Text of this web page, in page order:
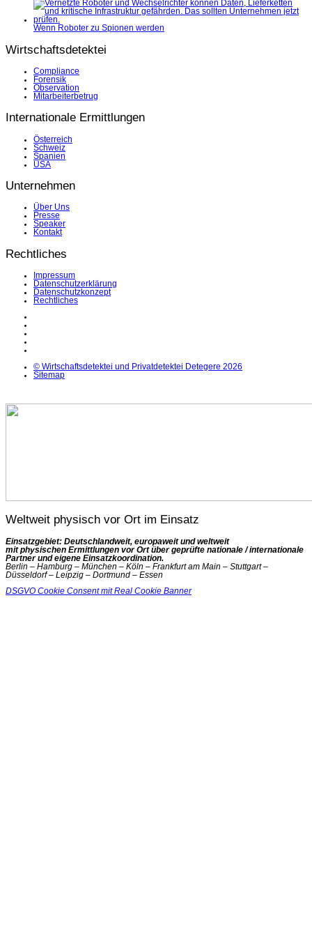
Wenn Roboter zu Spionen werden
Wirtschaftsdetektei
Compliance
Forensik
Observation
Mitarbeiterbetrug
Internationale Ermittlungen
Österreich
Schweiz
Spanien
USA
Unternehmen
Über Uns
Presse
Speaker
Kontakt
Rechtliches
Impressum
Datenschutzerklärung
Datenschutzkonzept
Rechtliches
© Wirtschaftsdetektei und Privatdetektei Detegere 2026
Sitemap
Weltweit physisch vor Ort im Einsatz
Einsatzgebiet: Deutschlandweit, europaweit und weltweit
mit physischen Ermittlungen vor Ort über geprüfte nationale / internationale
Partner und eigene Einsatzkoordination.
Berlin – Hamburg – München – Köln – Frankfurt am Main – Stuttgart –
Düsseldorf – Leipzig – Dortmund – Essen
DSGVO Cookie Consent mit Real Cookie Banner